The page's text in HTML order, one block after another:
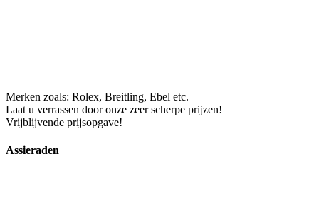
Merken zoals: Rolex, Breitling, Ebel etc.
Laat u verrassen door onze zeer scherpe prijzen!
Vrijblijvende prijsopgave!
Assieraden